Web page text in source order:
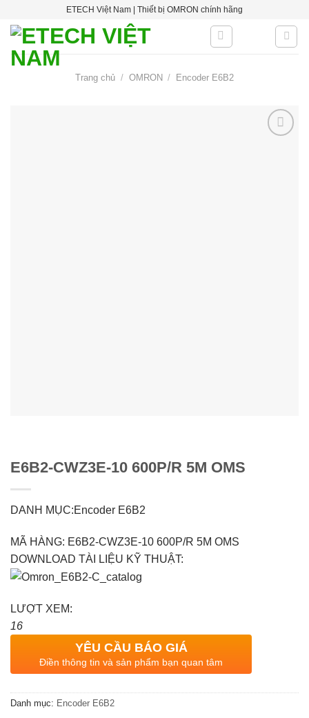
content
ETECH Việt Nam | Thiết bị OMRON chính hãng
Trang chủ / OMRON / Encoder E6B2
E6B2-CWZ3E-10 600P/R 5M OMS
DANH MỤC:Encoder E6B2
MÃ HÀNG: E6B2-CWZ3E-10 600P/R 5M OMS
DOWNLOAD TÀI LIỆU KỸ THUẬT:
LƯỢT XEM:
16
YÊU CẦU BÁO GIÁ
Điền thông tin và sản phẩm bạn quan tâm
Danh mục: Encoder E6B2